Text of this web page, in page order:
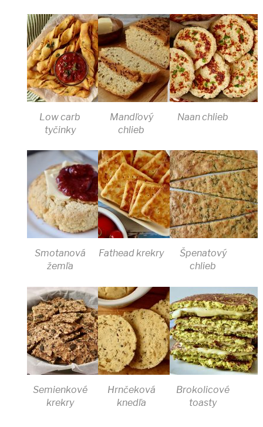
Low carb
tyčinky
Mandľový
chlieb
Naan chlieb
Smotanová
žemľa
Fathead krekry
Špenatový
chlieb
Semienkové
krekry
Hrnčeková
knedľa
Brokolicové
toasty